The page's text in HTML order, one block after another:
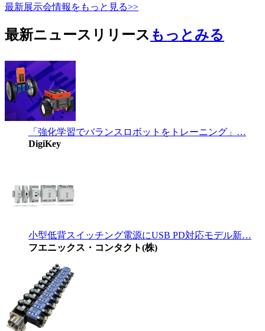
最新展示会情報をもっと見る>>
最新ニュースリリース もっとみる
「強化学習でバランスロボットをトレーニング」…
DigiKey
小型低背スイッチング電源にUSB PD対応モデル新…
フエニックス・コンタクト(株)